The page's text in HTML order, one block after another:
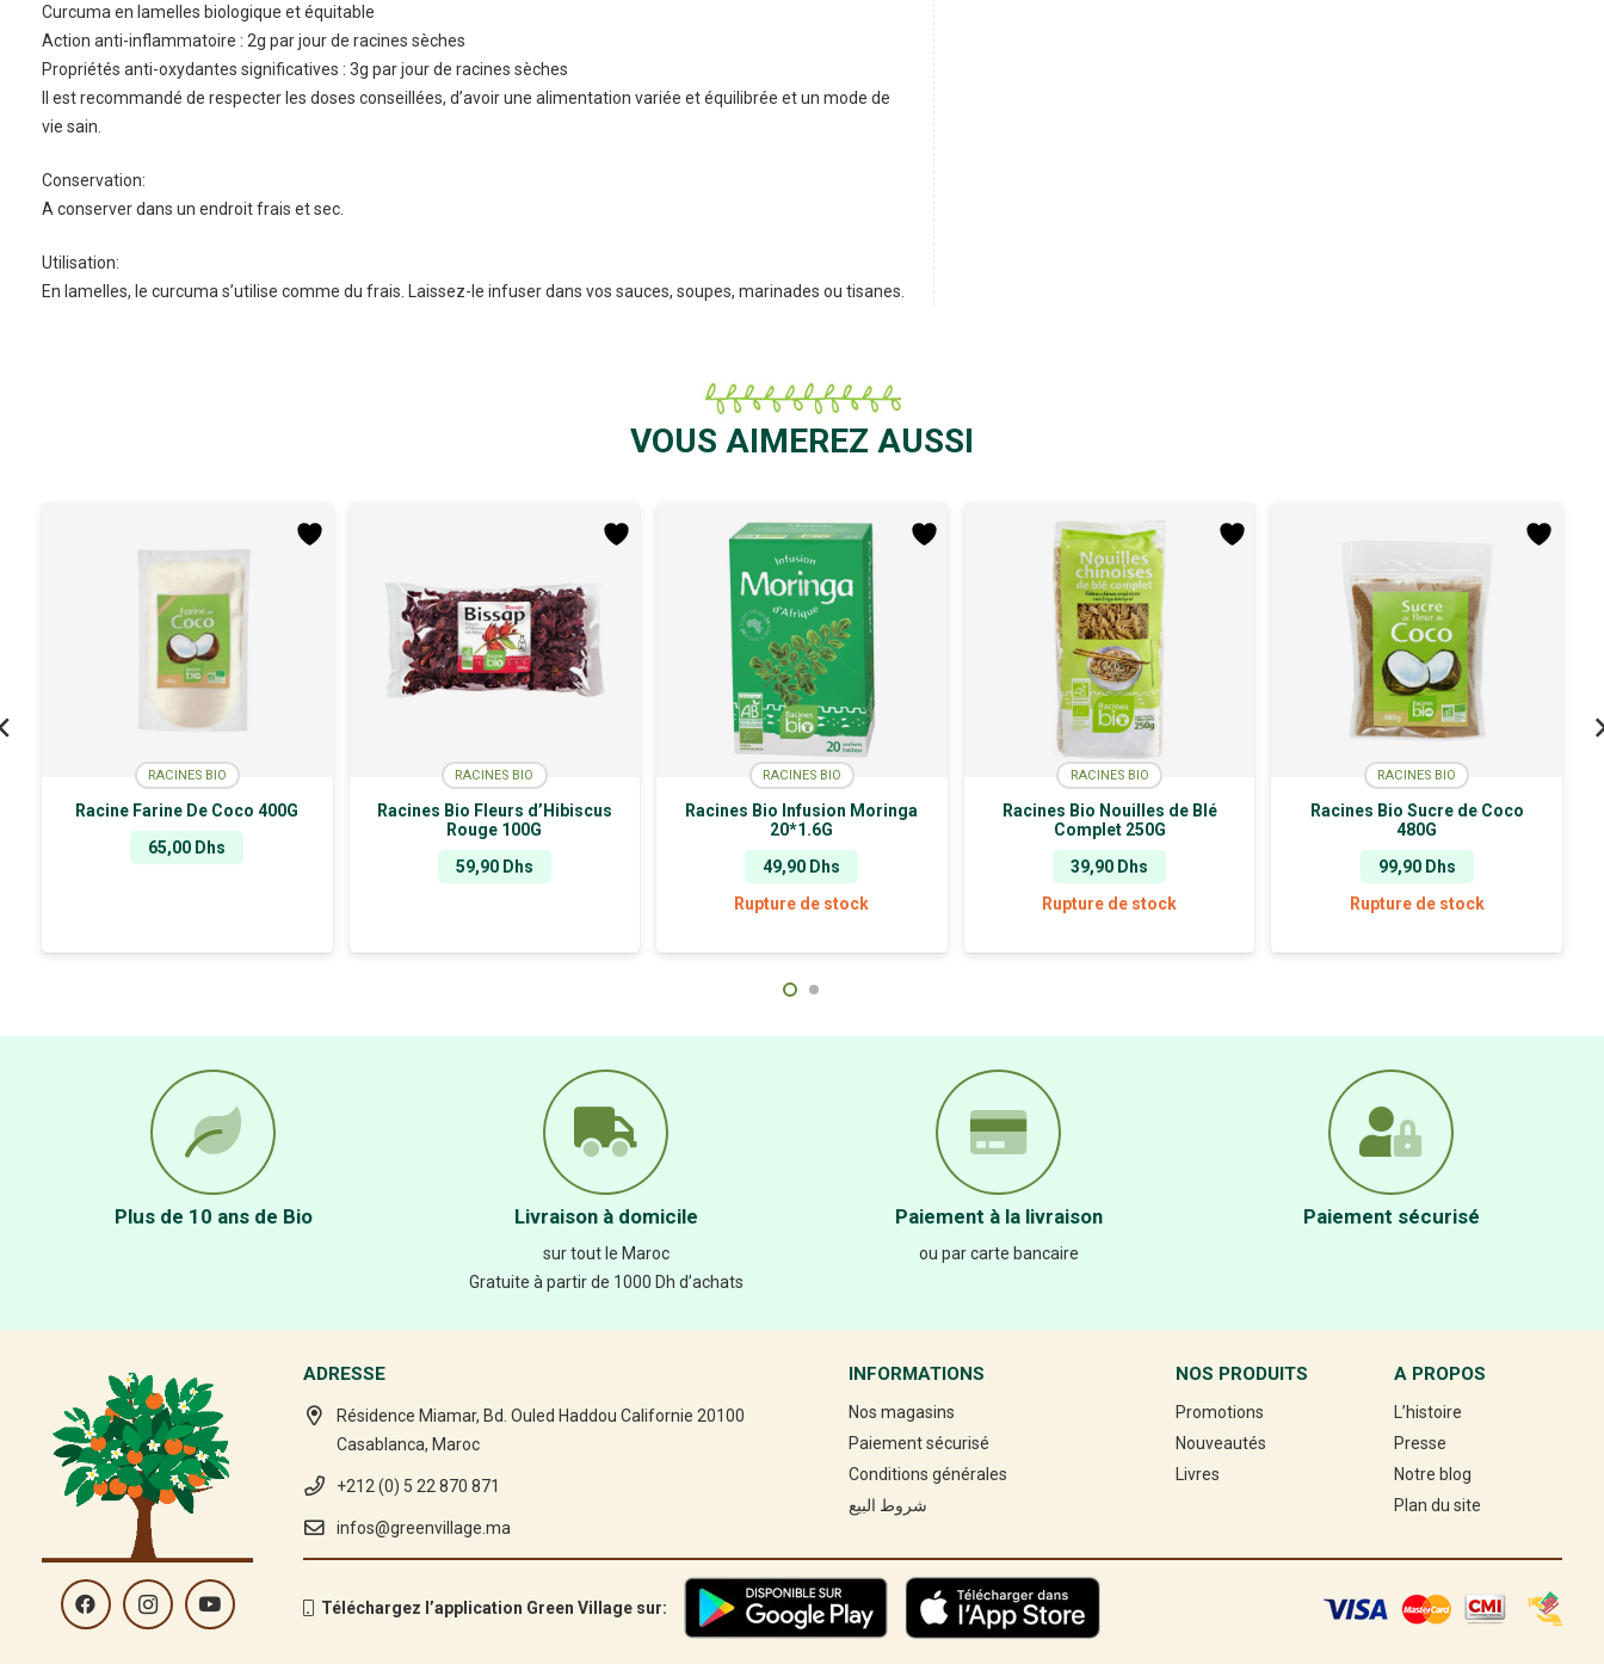
Curcuma en lamelles biologique et équitable
Action anti-inflammatoire : 2g par jour de racines sèches
Propriétés anti-oxydantes significatives : 3g par jour de racines sèches
Il est recommandé de respecter les doses conseillées, d’avoir une alimentation variée et équilibrée et un mode de
vie sain.
Conservation:
A conserver dans un endroit frais et sec.
Utilisation:
En lamelles, le curcuma s’utilise comme du frais. Laissez-le infuser dans vos sauces, soupes, marinades ou tisanes.
VOUS AIMEREZ AUSSI
RACINES BIO
Racine Farine De Coco 400G
65,00 Dhs
RACINES BIO
Racines Bio Fleurs d’Hibiscus
Rouge 100G
59,90 Dhs
RACINES BIO
Racines Bio Infusion Moringa
20*1.6G
49,90 Dhs
Rupture de stock
RACINES BIO
Racines Bio Nouilles de Blé
Complet 250G
39,90 Dhs
Rupture de stock
RACINES BIO
Racines Bio Sucre de Coco
480G
99,90 Dhs
Rupture de stock
Plus de 10 ans de Bio Livraison à domicile
sur tout le Maroc
Gratuite à partir de 1000 Dh d’achats
Paiement à la livraison
ou par carte bancaire
Paiement sécurisé
ADRESSE
Résidence Miamar, Bd. Ouled Haddou Californie 20100
Casablanca, Maroc
+212 (0) 5 22 870 871
infos@greenvillage.ma
INFORMATIONS
Nos magasins
Paiement sécurisé
Conditions générales
شروط البيع
NOS PRODUITS
Promotions
Nouveautés
Livres
A PROPOS
L’histoire
Presse
Notre blog
Plan du site
Téléchargez l’application Green Village sur: